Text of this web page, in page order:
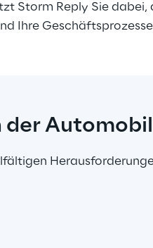
Storm Reply Sie dabei,
Ihre
der